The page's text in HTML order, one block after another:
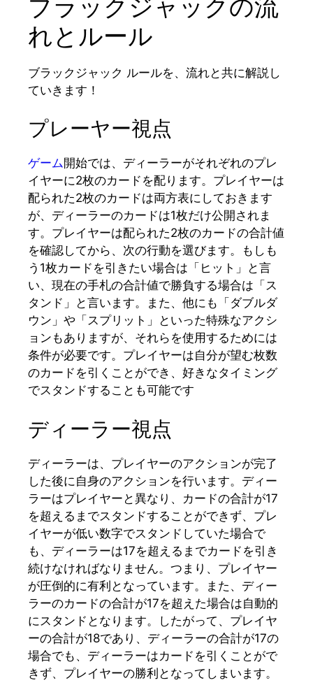
ブラックジャックの流
れとルール
ブラックジャック ルールを、流れと共に解説し
ていきます！
プレーヤー視点
ゲーム開始では、ディーラーがそれぞれのプレ
イヤーに2枚のカードを配ります。プレイヤーは
配られた2枚のカードは両方表にしておきます
が、ディーラーのカードは1枚だけ公開されま
す。プレイヤーは配られた2枚のカードの合計値
を確認してから、次の行動を選びます。もしも
う1枚カードを引きたい場合は「ヒット」と言
い、現在の手札の合計値で勝負する場合は「ス
タンド」と言います。また、他にも「ダブルダ
ウン」や「スプリット」といった特殊なアクシ
ョンもありますが、それらを使用するためには
条件が必要です。プレイヤーは自分が望む枚数
のカードを引くことができ、好きなタイミング
でスタンドすることも可能です
ディーラー視点
ディーラーは、プレイヤーのアクションが完了
した後に自身のアクションを行います。ディー
ラーはプレイヤーと異なり、カードの合計が17
を超えるまでスタンドすることができず、プレ
イヤーが低い数字でスタンドしていた場合で
も、ディーラーは17を超えるまでカードを引き
続けなければなりません。つまり、プレイヤー
が圧倒的に有利となっています。また、ディー
ラーのカードの合計が17を超えた場合は自動的
にスタンドとなります。したがって、プレイヤ
ーの合計が18であり、ディーラーの合計が17の
場合でも、ディーラーはカードを引くことがで
きず、プレイヤーの勝利となってしまいます。